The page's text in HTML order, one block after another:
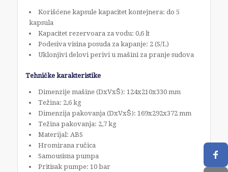
Korišćene kapsule kapacitet kontejnera: do 5
kapsula
Kapacitet rezervoara za vodu: 0,6 lt
Podesiva visina posuda za kapanje: 2 (S/L)
Uklonjivi delovi perivi u mašini za pranje sudova
Tehničke karakteristike
Dimenzije mašine (DxVxŠ): 124x210x330 mm
Težina: 2,6 kg
Dimenzija pakovanja (DxVxŠ): 169x292x372 mm
Težina pakovanja: 2,7 kg
Materijal: ABS
Hromirana ručica
Samousisna pumpa
Pritisak pumpe: 10 bar